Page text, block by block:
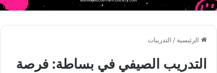
الرئيسية / التدريبات
التدريب الصيفي في بساطة: فرصة